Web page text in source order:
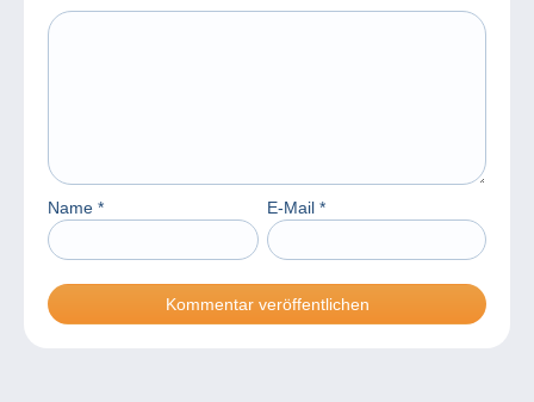
Name * E-Mail *